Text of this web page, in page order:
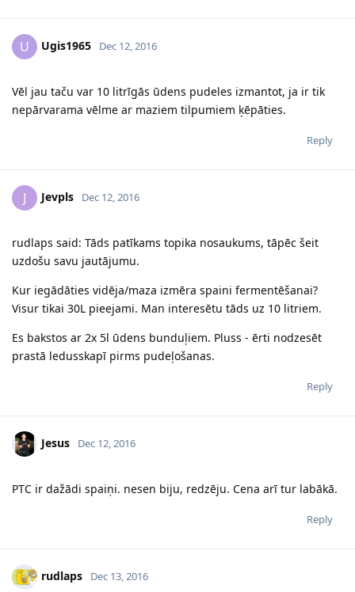
U Ugis1965 Dec 12, 2016
Vēl jau taču var 10 litrīgās ūdens pudeles izmantot, ja ir tik
nepārvarama vēlme ar maziem tilpumiem ķēpāties.
Reply
J Jevpls Dec 12, 2016
rudlaps said: Tāds patīkams topika nosaukums, tāpēc šeit
uzdošu savu jautājumu.
Kur iegādāties vidēja/maza izmēra spaini fermentēšanai?
Visur tikai 30L pieejami. Man interesētu tāds uz 10 litriem.
Es bakstos ar 2x 5l ūdens bunduļiem. Pluss - ērti nodzesēt
prastā ledusskapī pirms pudeļošanas.
Reply
Jesus Dec 12, 2016
PTC ir dažādi spaiņi. nesen biju, redzēju. Cena arī tur labākā.
Reply
rudlaps Dec 13, 2016